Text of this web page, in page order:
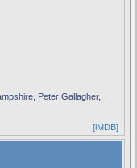
Peter Gallagher,
[iMDB]